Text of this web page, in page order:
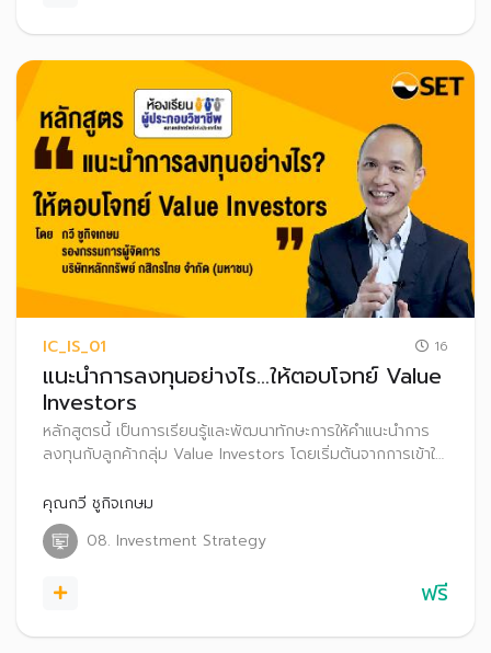
IC_IS_01 16
แนะนำการลงทุนอย่างไร…ให้ตอบโจทย์ Value
Investors
หลักสูตรนี้ เป็นการเรียนรู้และพัฒนาทักษะการให้คำแนะนำการ
ลงทุนกับลูกค้ากลุ่ม Value Investors โดยเริ่มต้นจากการเข้าใจ
สนใจ พร้อมทั้งเรียนรู้เทคนิคแนะนำกลยุทธ์การลงทุนให้ตอบ
โจทย์และตรงใจ Value Investors
คุณกวี ชูกิจเกษม
08. Investment Strategy
ฟรี